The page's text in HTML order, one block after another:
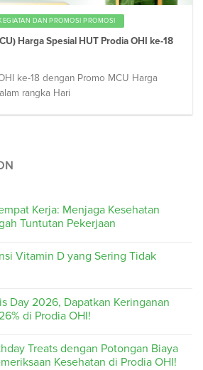
DAN PROMOSI PROMOSI
Harga Spesial HUT Prodia OHI ke-18
ke-18 dengan Promo MCU Harga
rangka Hari
Kerja: Menjaga Kesehatan
Tuntutan Pekerjaan
Vitamin D yang Sering Tidak
Day 2026, Dapatkan Keringanan
di Prodia OHI!
Treats dengan Potongan Biaya
Kesehatan di Prodia OHI!